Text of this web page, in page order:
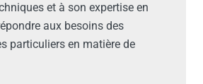
et à son expertise en
aux besoins des
particuliers en matière de